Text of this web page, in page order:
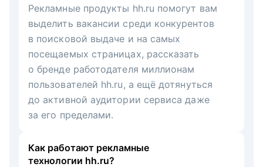
Рекламные продукты hh.ru помогут вам
выделить вакансии среди конкурентов
в поисковой выдаче и на самых
посещаемых страницах, рассказать
о бренде работодателя миллионам
пользователей hh.ru, а ещё дотянуться
до активной аудитории сервиса даже
за его пределами.
Как работают рекламные
технологии hh.ru?